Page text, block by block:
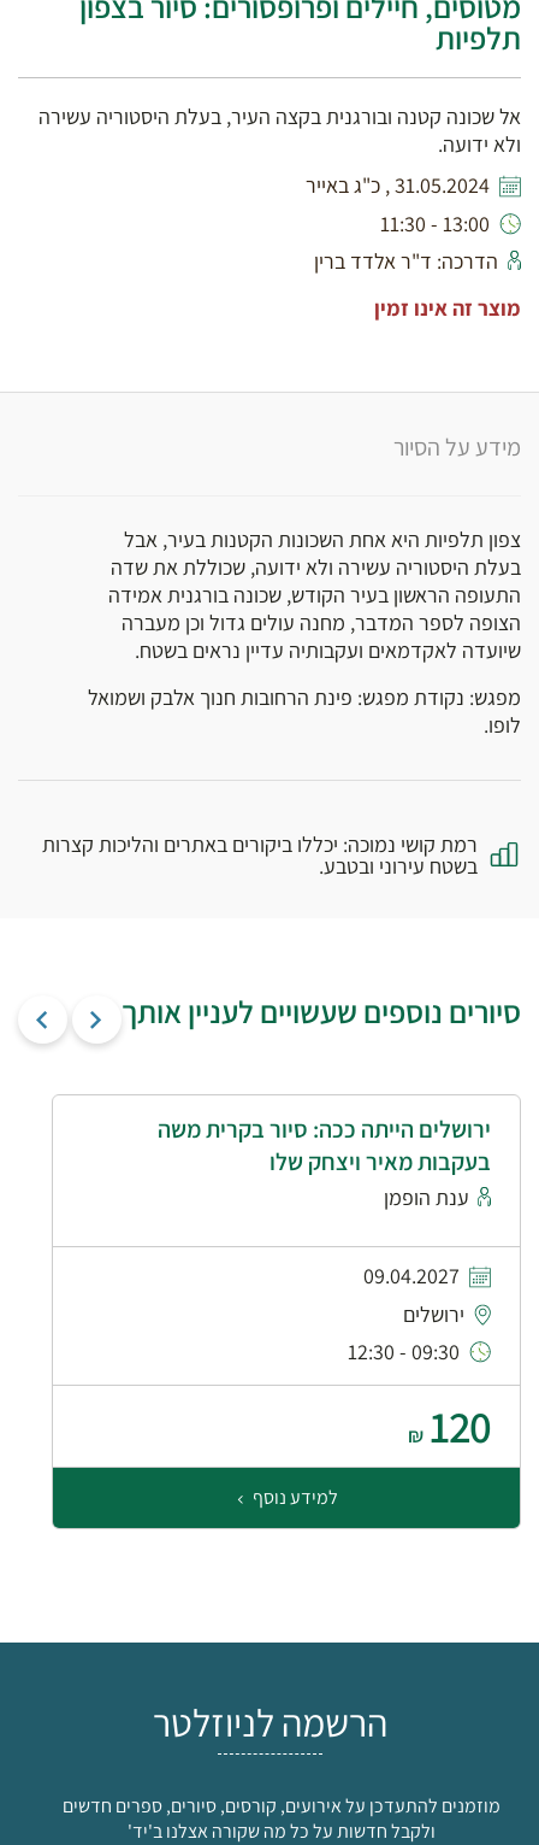
תלפיות
אל שכונה קטנה ובורגנית בקצה העיר, בעלת היסטוריה עשירה
ולא ידועה.
31.05.2024 , כ"ג באייר
13:00 - 11:30
הדרכה: ד"ר אלדד ברין
מוצר זה אינו זמין
מידע על הסיור
צפון תלפיות היא אחת השכונות הקטנות בעיר, אבל
בעלת היסטוריה עשירה ולא ידועה, שכוללת את שדה
התעופה הראשון בעיר הקודש, שכונה בורגנית אמידה
הצופה לספר המדבר, מחנה עולים גדול וכן מעברה
שיועדה לאקדמאים ועקבותיה עדיין נראים בשטח.
מפגש: נקודת מפגש: פינת הרחובות חנוך אלבק ושמואל
לופו.
רמת קושי נמוכה: יכללו ביקורים באתרים והליכות קצרות
בשטח עירוני ובטבע.
סיורים נוספים שעשויים לעניין אותך
ירושלים הייתה ככה: סיור בקרית משה
בעקבות מאיר ויצחק שלו
ענת הופמן
09.04.2027
ירושלים
09:30 - 12:30
120
₪
למידע נוסף
הרשמה לניוזלטר
מוזמנים להתעדכן על אירועים, קורסים, סיורים, ספרים חדשים
ולקבל חדשות על כל מה שקורה אצלנו ב'יד'